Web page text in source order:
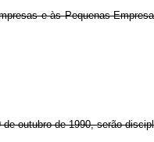
e às Pequenas
outubro de 1990, serão